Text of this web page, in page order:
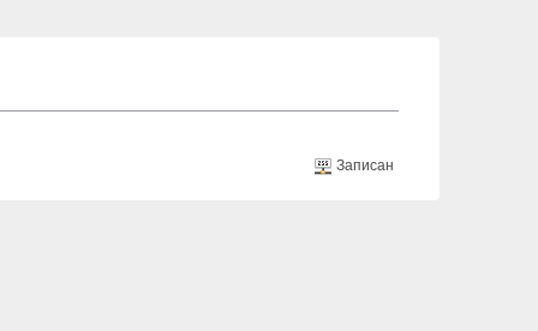
Записан